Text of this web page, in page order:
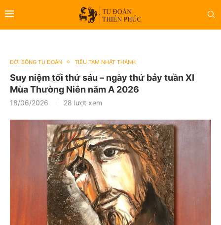
ĐỜI SỐNG TU ĐOÀN TIỂU TAM NHẬT THÁNH
Suy niệm tối thứ sáu – ngày thứ bảy tuần XI
Mùa Thường Niên năm A 2026
18/06/2026 28 lượt xem